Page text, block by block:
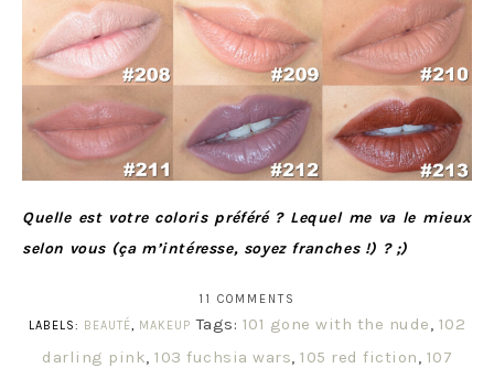
Quelle est votre coloris préféré ? Lequel me va le mieux
selon vous (ça m’intéresse, soyez franches !) ? ;)
11 COMMENTS
LABELS: BEAUTÉ, MAKEUP Tags: 101 gone with the nude, 102
darling pink, 103 fuchsia wars, 105 red fiction, 107